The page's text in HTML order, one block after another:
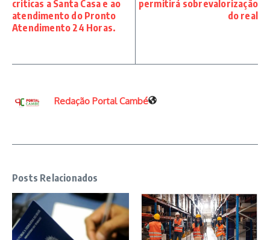
criticas a Santa Casa e ao
atendimento do Pronto
Atendimento 24 Horas.
permitirá sobrevalorização
do real
Redação Portal Cambé
Posts Relacionados